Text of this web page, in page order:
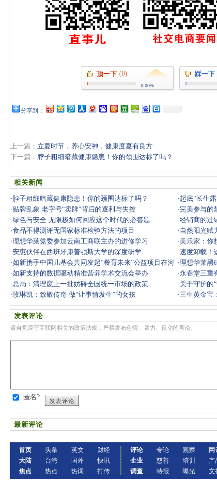
顶一下 (0)
0.00%
踩一下
分享到：
上一篇： 立夏时节，养心安神，健康度夏有良方
下一篇： 脖子粗细暗藏健康隐患！你的颈围达标了吗？
相关新闻
· 脖子粗细暗藏健康隐患！你的颈围达标了吗？ · 起底“长生
· 贴牌乱象 老字号“卖牌”背后的逐利与失控 · 完美参与的
·绿色与安全 无限极如何回应这个时代的必答题 ·经销商的过
·食品不得测评无国家标准检验方法的项目 · 自然阳光赋
·理想华莱党委参加云南工商联主办的进修学习 · 美乐家：你
·安惠伙伴在西班牙康普顿斯大学的深度研学 ·速度卸载！
中招！
·如新携手中国儿基会共同发起“餐育未来”公益项目在河
北启动
·理想华莱黑
·如新支持的数据驱动精准营养学术交流会举办 · 永春堂三重
·总局：清理废止一批妨碍全国统一市场的政策 · 关于守护的
·玫琳凯：致敬传奇 做“让事情发生”的女孩 ·三生黄金宝
发表评论
请自觉遵守互联网相关的政策法规，严禁发布色情、暴力、反动的言论。
匿名?
发表评论
最新评论
首页
大陆
焦点
头条
台湾
热点
英文
国外
热词
财经
快讯
打传
评论
企业
调查
专论
慈善
特报
观察
培训
曝光
网
产
文